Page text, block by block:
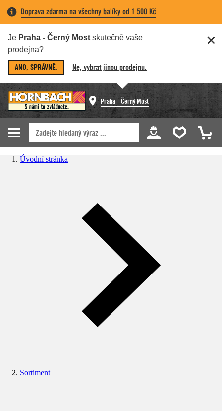
Doprava zdarma na všechny balíky od 1 500 Kč
Je Praha - Černý Most skutečně vaše
prodejna?
ANO, SPRÁVNĚ. Ne, vybrat jinou prodejnu.
Praha - Černý Most
Úvodní stránka
Sortiment